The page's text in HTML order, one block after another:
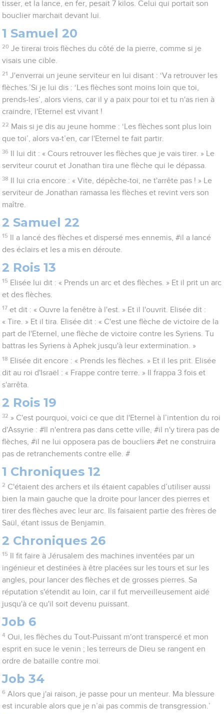
tisser, et la lance, en fer, pesait 7 kilos. Celui qui portait son
bouclier marchait devant lui.
1 Samuel 20
20 Je tirerai trois flèches du côté de la pierre, comme si je
visais une cible.
21 J'enverrai un jeune serviteur en lui disant : ‘Va retrouver les
flèches.’Si je lui dis : ‘Les flèches sont moins loin que toi,
prends-les’, alors viens, car il y a paix pour toi et tu n'as rien à
craindre, l'Eternel est vivant !
22 Mais si je dis au jeune homme : ‘Les flèches sont plus loin
que toi’, alors va-t’en, car l'Eternel te fait partir.
36
Il lui dit : « Cours retrouver les flèches que je vais tirer. » Le
serviteur courut et Jonathan tira une flèche qui le dépassa.
38
Il lui cria encore : « Vite, dépêche-toi, ne t'arrête pas ! » Le
serviteur de Jonathan ramassa les flèches et revint vers son
maître.
2 Samuel 22
15
Il a lancé des flèches et dispersé mes ennemis, #il a lancé
des éclairs et les a mis en déroute.
2 Rois 13
15 Elisée lui dit : « Prends un arc et des flèches. » Et il prit un arc
et des flèches.
17 et dit : « Ouvre la fenêtre à l'est. » Et il l'ouvrit. Elisée dit :
« Tire. » Et il tira. Elisée dit : « C'est une flèche de victoire de la
part de l'Eternel, une flèche de victoire contre les Syriens. Tu
battras les Syriens à Aphek jusqu'à leur extermination. »
18 Elisée dit encore : « Prends les flèches. » Et il les prit. Elisée
dit au roi d'Israël : « Frappe contre terre. » Il frappa 3 fois et
s'arrêta.
2 Rois 19
32 » C'est pourquoi, voici ce que dit l'Eternel à l’intention du roi
d'Assyrie : #Il n'entrera pas dans cette ville, #il n'y tirera pas de
flèches, #il ne lui opposera pas de boucliers #et ne construira
pas de retranchements contre elle. #
1 Chroniques 12
2 C'étaient des archers et ils étaient capables d’utiliser aussi
bien la main gauche que la droite pour lancer des pierres et
tirer des flèches avec leur arc. Ils faisaient partie des frères de
Saül, étant issus de Benjamin.
2 Chroniques 26
15
Il fit faire à Jérusalem des machines inventées par un
ingénieur et destinées à être placées sur les tours et sur les
angles, pour lancer des flèches et de grosses pierres. Sa
réputation s'étendit au loin, car il fut merveilleusement aidé
jusqu'à ce qu'il soit devenu puissant.
Job 6
4 Oui, les flèches du Tout-Puissant m'ont transpercé et mon
esprit en suce le venin ; les terreurs de Dieu se rangent en
ordre de bataille contre moi.
Job 34
6 Alors que j'ai raison, je passe pour un menteur. Ma blessure
est incurable alors que je n’ai pas commis de transgression.’